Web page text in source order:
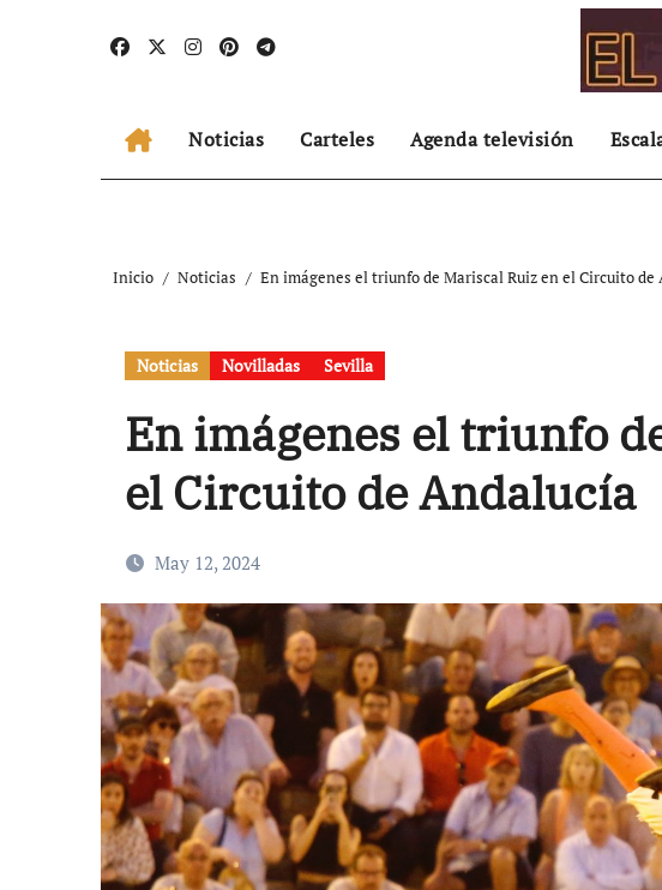
Noticias Carteles Agenda televisión
Inicio Noticias En imágenes el triunfo de Mariscal Ruiz en el Circuito de
Noticias Novilladas Sevilla
En imágenes el triunfo
el Circuito de Andalucía
May 12, 2024